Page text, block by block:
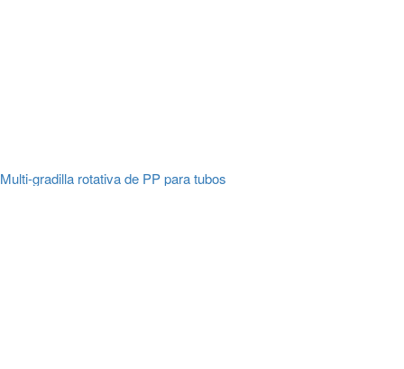
Multi-gradilla rotativa de PP para tubos